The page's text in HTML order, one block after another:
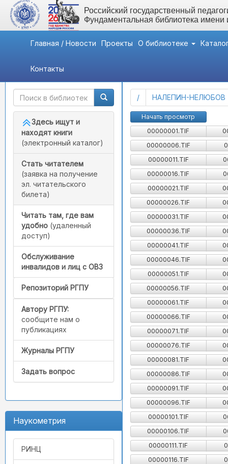
Российский государственный
Фундаментальная библиотека
Главная / Новости Проекты О библиотеке
Контакты
Быстрый доступ
Здесь ищут и
находят книги
(электронный каталог)
Стать читателем
(заявка на получение
эл. читательского
билета)
Читать там, где вам
удобно (удаленный
доступ)
Обслуживание
инвалидов и лиц с ОВЗ
Репозиторий РГПУ
Автору РГПУ:
сообщите нам о
публикациях
Журналы РГПУ
Задать вопрос
Наукометрия
РИНЦ
/(current)
НАЛЕПИН-НЕЛЮБОВ
Начать просмотр
00000001.TIF
00000006.TIF
00000011.TIF
00000016.TIF
00000021.TIF
00000026.TIF
00000031.TIF
00000036.TIF
00000041.TIF
00000046.TIF
00000051.TIF
00000056.TIF
00000061.TIF
00000066.TIF
00000071.TIF
00000076.TIF
00000081.TIF
00000086.TIF
00000091.TIF
00000096.TIF
00000101.TIF
00000106.TIF
00000111.TIF
00000116.TIF